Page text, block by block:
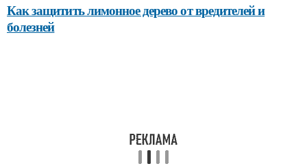
Как защитить лимонное дерево от вредителей и
болезней